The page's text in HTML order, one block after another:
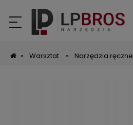
» Warsztat » Narzędzia ręczne